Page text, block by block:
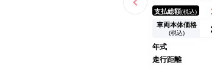
（Ｆ／Ｓ／Ｒ／リ
革 シートベンチ
ＢＢＳ１９インチ
ーナビ バックカ
ートキー クルー
ル
支払総額(税込)
車両本体価格
(税込)
年式
走行距離